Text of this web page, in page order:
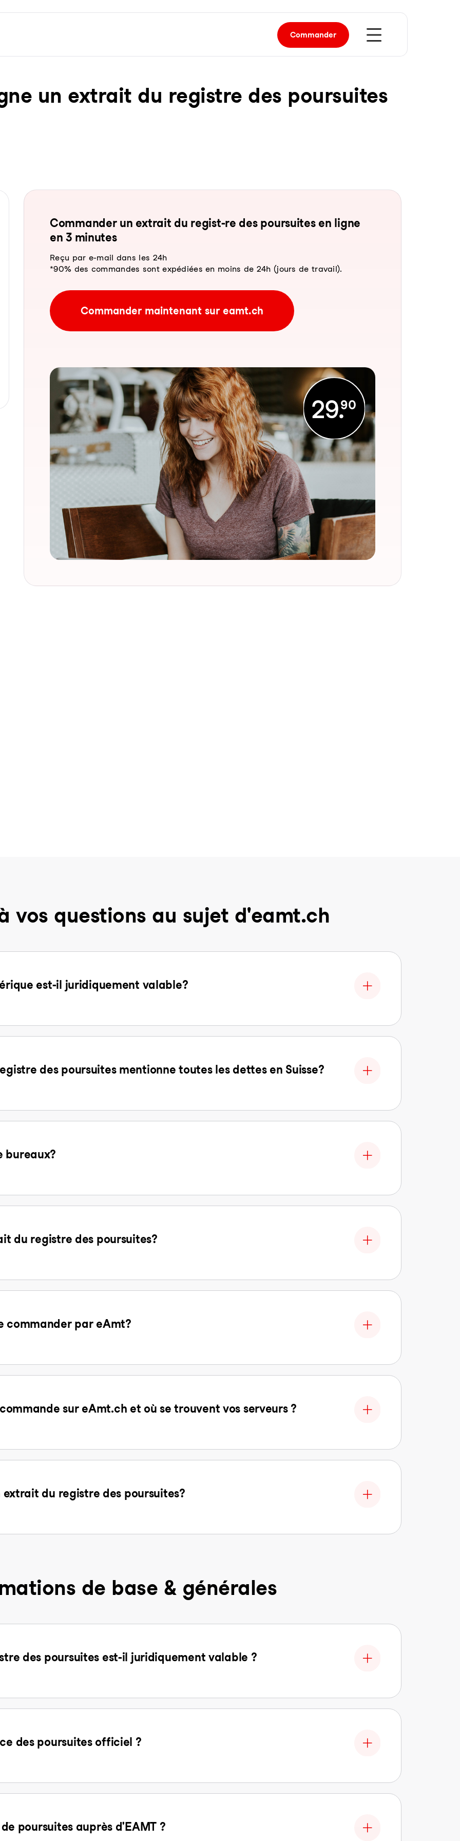
Commander
un ex­trait du re­gist­re des pour­sui­tes
Com­man­der un ex­trait du re­gist-re des pour­sui­tes en li­gne
en 3 mi­nu­tes
Reçu par e-mail dans les 24h
*90% des commandes sont expédiées en moins de 24h (jours de travail).
Commander maintenant sur eamt.ch
vos questions au sujet d'eamt.ch
est-il juridiquement valable?
des poursuites mentionne toutes les dettes en Suisse?
bureaux?
du registre des poursuites?
commander par eAmt?
sur eAmt.ch et où se trouvent vos serveurs ?
du registre des poursuites?
de base & générales
des poursuites est-il juridiquement valable ?
des poursuites officiel ?
poursuites auprès d'EAMT ?